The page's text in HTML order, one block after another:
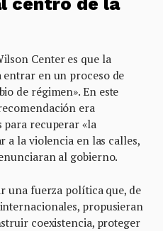
Center es que la
en un proceso de
de régimen». En este
era
para recuperar «la
a la violencia en las calles,
al gobierno.
una fuerza política que, de
propusieran
coexistencia, proteger